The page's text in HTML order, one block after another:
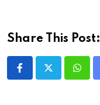
Share This Post: